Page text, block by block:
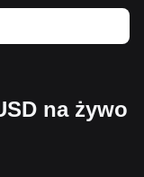
na żywo